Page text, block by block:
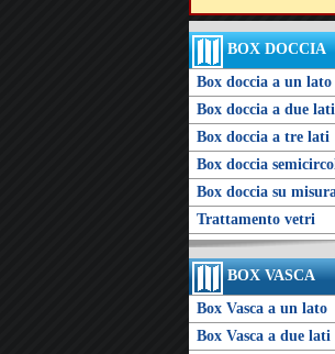
BOX DOCCIA
Box doccia a un lato
Box doccia a due lati
Box doccia a tre lati
Box doccia
Box doccia su
Trattamento vetri
BOX VASCA
Box Vasca a un lato
Box Vasca a due lati